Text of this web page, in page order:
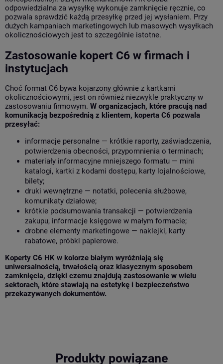
odpowiedzialna za wysyłkę wykonuje zamknięcie ręcznie, co
pozwala sprawdzić każdą przesyłkę przed jej wysłaniem. Przy
dużych kampaniach marketingowych lub masowych wysyłkach
okolicznościowych jest to szczególnie istotne.
Zastosowanie kopert C6 w firmach i
instytucjach
Choć format C6 bywa kojarzony głównie z kartkami
okolicznościowymi, jest on również niezwykle praktyczny w
zastosowaniu firmowym. W organizacjach, które pracują nad
komunikacją bezpośrednią z klientem, koperta C6 pozwala
przesyłać:
informacje personalne — krótkie raporty, zaświadczenia,
potwierdzenia obecności, przypomnienia o terminach;
materiały informacyjne mniejszego formatu — mini
katalogi, kartki z kodami dostępu, karty lojalnościowe,
bilety;
druki wewnętrzne — notatki, polecenia służbowe,
komunikaty działowe;
krótkie podsumowania transakcji — potwierdzenia
zakupu, informacje księgowe w małym formacie;
drobne elementy marketingowe — naklejki, karty
rabatowe, próbki papierowe.
Koperty C6 HK w kolorze białym wyróżniają się
uniwersalnością, trwałością oraz klasycznym sposobem
zamknięcia, dzięki czemu znajdują zastosowanie w wielu
sektorach, które stawiają na estetykę i bezpieczeństwo
przekazywanych dokumentów.
Produkty powiązane